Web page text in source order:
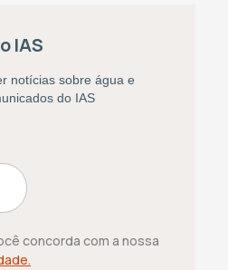
IAS
notícias sobre água e
do IAS
concorda com a nossa